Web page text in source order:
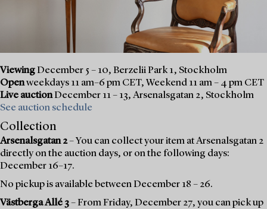
ViewingDecember 5 – 10, Berzelii Park 1, Stockholm
Openweekdays 11 am–6 pm CET, Weekend 11 am – 4 pm CET
Live auctionDecember 11 – 13, Arsenalsgatan 2, Stockholm
See auction schedule
Collection
Arsenalsgatan 2– You can collect your item at Arsenalsgatan 2
directly on the auction days, or on the following days:
December 16–17.
No pickup is available between December 18 – 26.
Västberga Allé 3– From Friday, December 27, you can pick up